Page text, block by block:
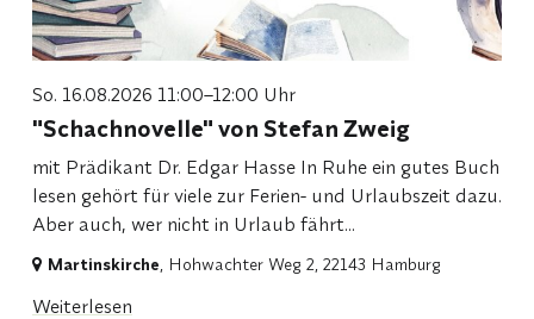
So. 16.08.2026 11:00–12:00 Uhr
"Schachnovelle" von Stefan Zweig
mit Prädikant Dr. Edgar Hasse In Ruhe ein gutes Buch
lesen gehört für viele zur Ferien- und Urlaubszeit dazu.
Aber auch, wer nicht in Urlaub fährt...
Martinskirche , Hohwachter Weg 2, 22143 Hamburg
Weiterlesen